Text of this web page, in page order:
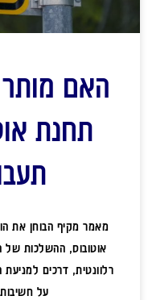
האם
תחנת
מאמר מקיף הבוחן את
אוטובוס, ההשלכות של
רלוונטית, דרכים
על